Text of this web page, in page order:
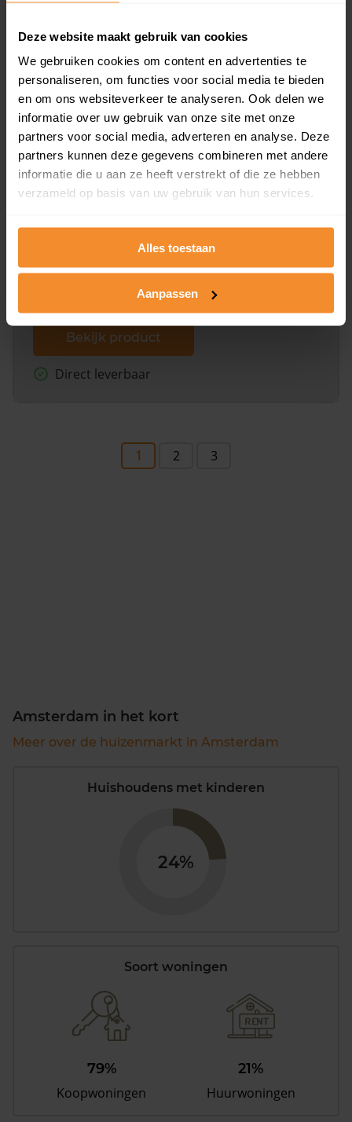
Deze website maakt gebruik van cookies
We gebruiken cookies om content en advertenties te
personaliseren, om functies voor social media te bieden
en om ons websiteverkeer te analyseren. Ook delen we
informatie over uw gebruik van onze site met onze
partners voor social media, adverteren en analyse. Deze
partners kunnen deze gegevens combineren met andere
informatie die u aan ze heeft verstrekt of die ze hebben
verzameld op basis van uw gebruik van hun services.
Alles toestaan
Aanpassen
Bekijk product
Direct leverbaar
Kadastrale kaart pakket
Alleen globale ligging perceel
Een uitgebreid overzicht van het perceel en
omliggende percelen met de kadastrale erfgrenzen,
Bekijk product
Direct leverbaar
1 2 3
Amsterdam in het kort
Meer over de huizenmarkt in Amsterdam
Huishoudens met kinderen
24%
Soort woningen
79%
Koopwoningen
21%
Huurwoningen